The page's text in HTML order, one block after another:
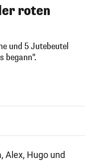
roten
und 5 Jutebeutel
begann".
Alex, Hugo und